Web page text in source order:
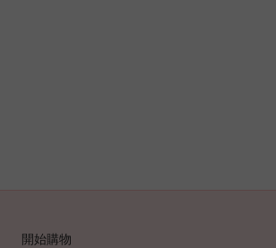
開始購物